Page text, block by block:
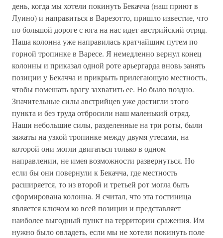
день, когда мы хотели покинуть Бекачча (наш приют в
Луино) и направиться в Варезотто, пришло известие, что
по большой дороге с юга на нас идет австрийский отряд.
Наша колонна уже направилась кратчайшим путем по
горной тропинке в Варесе. Я немедленно вернул конец
колонны и приказал одной роте арьергарда вновь занять
позиции у Бекачча и прикрыть прилегающую местность,
чтобы помешать врагу захватить ее. Но было поздно.
Значительные силы австрийцев уже достигли этого
пункта и без труда отбросили наш маленький отряд.
Наши небольшие силы, разделенные на три роты, были
зажаты на узкой тропинке между двумя утесами, на
которой они могли двигаться только в одном
направлении, не имея возможности развернуться. Но
если бы они повернули к Бекачча, где местность
расширяется, то из второй и третьей рот могла быть
сформирована колонна. Я считал, что эта гостиница
является ключом ко всей позиции и представляет
наиболее выгодный пункт на территории сражения. Им
нужно было овладеть, если мы не хотели покинуть поле